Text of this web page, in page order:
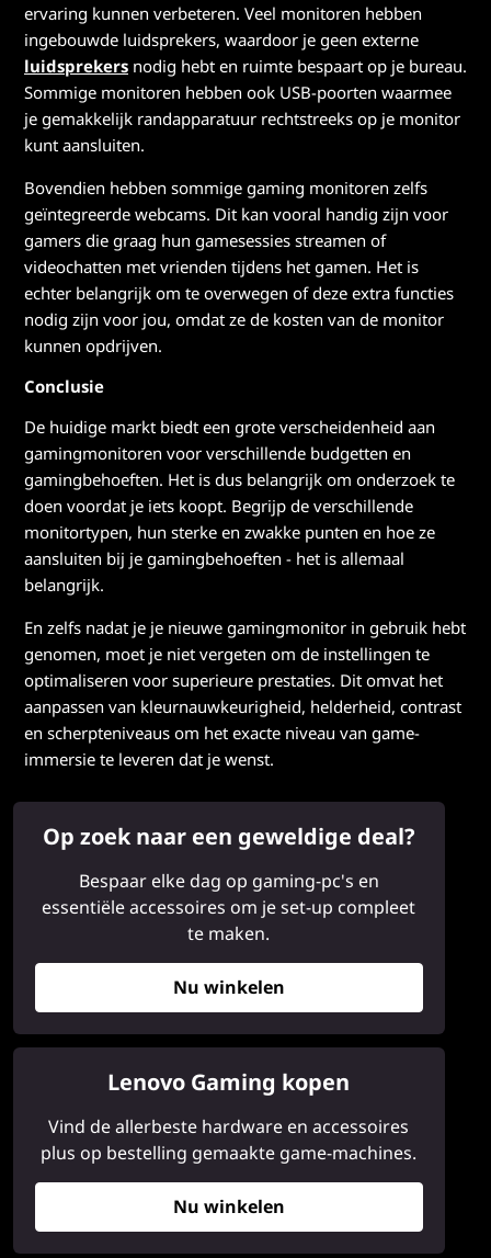
ervaring kunnen verbeteren. Veel monitoren hebben
ingebouwde luidsprekers, waardoor je geen externe
luidsprekers nodig hebt en ruimte bespaart op je bureau.
Sommige monitoren hebben ook USB-poorten waarmee
je gemakkelijk randapparatuur rechtstreeks op je monitor
kunt aansluiten.
Bovendien hebben sommige gaming monitoren zelfs
geïntegreerde webcams. Dit kan vooral handig zijn voor
gamers die graag hun gamesessies streamen of
videochatten met vrienden tijdens het gamen. Het is
echter belangrijk om te overwegen of deze extra functies
nodig zijn voor jou, omdat ze de kosten van de monitor
kunnen opdrijven.
Conclusie
De huidige markt biedt een grote verscheidenheid aan
gamingmonitoren voor verschillende budgetten en
gamingbehoeften. Het is dus belangrijk om onderzoek te
doen voordat je iets koopt. Begrijp de verschillende
monitortypen, hun sterke en zwakke punten en hoe ze
aansluiten bij je gamingbehoeften - het is allemaal
belangrijk.
En zelfs nadat je je nieuwe gamingmonitor in gebruik hebt
genomen, moet je niet vergeten om de instellingen te
optimaliseren voor superieure prestaties. Dit omvat het
aanpassen van kleurnauwkeurigheid, helderheid, contrast
en scherpteniveaus om het exacte niveau van game-
immersie te leveren dat je wenst.
Op zoek naar een geweldige deal?
Bespaar elke dag op gaming-pc's en
essentiële accessoires om je set-up compleet
te maken.
Nu winkelen
Lenovo Gaming kopen
Vind de allerbeste hardware en accessoires
plus op bestelling gemaakte game-machines.
Nu winkelen